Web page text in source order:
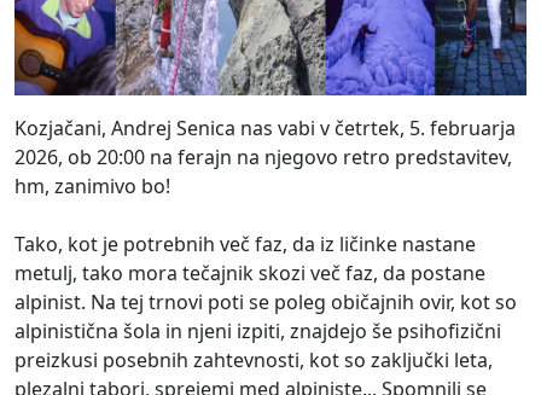
Kozjačani, Andrej Senica nas vabi v četrtek, 5. februarja
2026, ob 20:00 na ferajn na njegovo retro predstavitev,
hm, zanimivo bo!
Tako, kot je potrebnih več faz, da iz ličinke nastane
metulj, tako mora tečajnik skozi več faz, da postane
alpinist. Na tej trnovi poti se poleg običajnih ovir, kot so
alpinistična šola in njeni izpiti, znajdejo še psihofizični
preizkusi posebnih zahtevnosti, kot so zaključki leta,
plezalni tabori, sprejemi med alpiniste... Spomnili se